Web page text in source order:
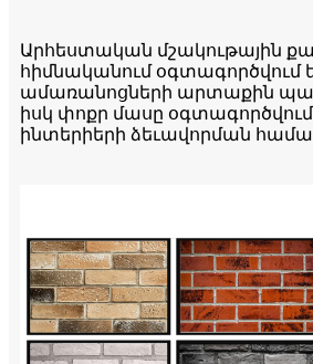
Արհեստական ​​մշակութային
հիմնականում օգտագործվում
ամառանոցների արտաքին
իսկ փոքր մասը օգտագործվում
ինտերիերի ձեւավորման